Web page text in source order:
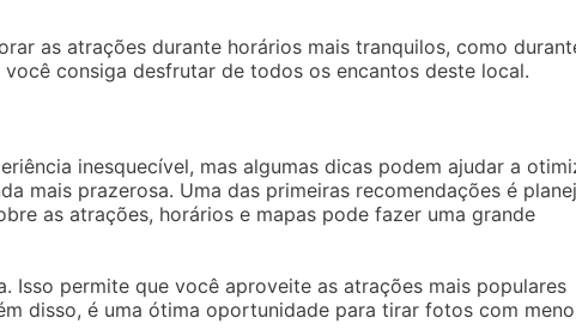
as atrações durante horários mais tranquilos, como
consiga desfrutar de todos os encantos deste local.
inesquecível, mas algumas dicas podem ajudar a
mais prazerosa. Uma das primeiras recomendações é
as atrações, horários e mapas pode fazer uma grande
Isso permite que você aproveite as atrações mais populares
disso, é uma ótima oportunidade para tirar fotos com